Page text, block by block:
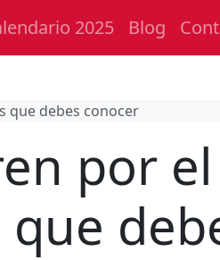
2025 Blog
que debes conocer
por